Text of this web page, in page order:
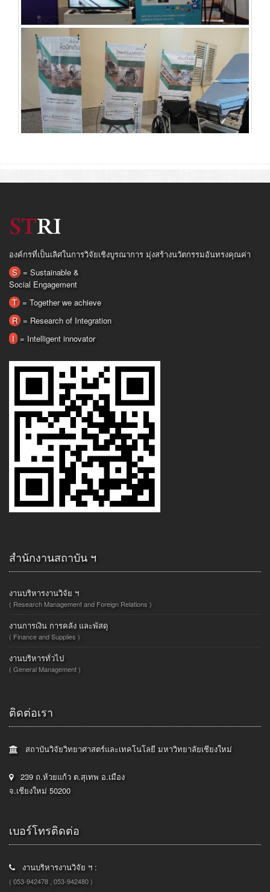
องค์กรที่เป็นเลิศในการวิจัยเชิงบูรณาการ มุ่งสร้างนวัตกรรมอันทรงคุณค่า
S = Sustainable &
Social Engagement
T = Together we achieve
R = Research of Integration
I = Intelligent innovator
สำนักงานสถาบัน ฯ
งานบริหารงานวิจัย ฯ
( Research Management and Foreign Relations )
งานการเงิน การคลัง และพัสดุ
( Finance and Supplies )
งานบริหารทั่วไป
( General Management )
ติดต่อเรา
สถาบันวิจัยวิทยาศาสตร์และเทคโนโลยี มหาวิทยาลัยเชียงใหม่
239 ถ.ห้วยแก้ว ต.สุเทพ อ.เมือง
จ.เชียงใหม่ 50200
เบอร์โทรติดต่อ
งานบริหารงานวิจัย ฯ :
( 053-942478 , 053-942480 )